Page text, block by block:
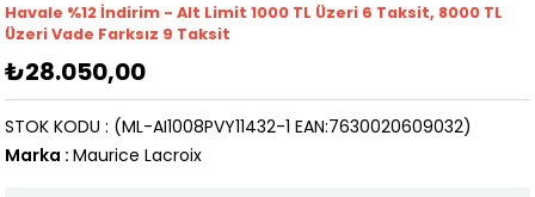
Havale %12 İndirim - Alt Limit 1000 TL Üzeri 6 Taksit, 8000 TL
Üzeri Vade Farksız 9 Taksit
₺28.050,00
(ML-AI1008PVY11432-1 EAN:7630020609032)
STOK KODU
Marka : Maurice Lacroix